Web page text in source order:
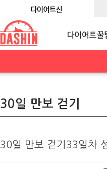
30일 만보 걷기
30일 만보 걷기33일차